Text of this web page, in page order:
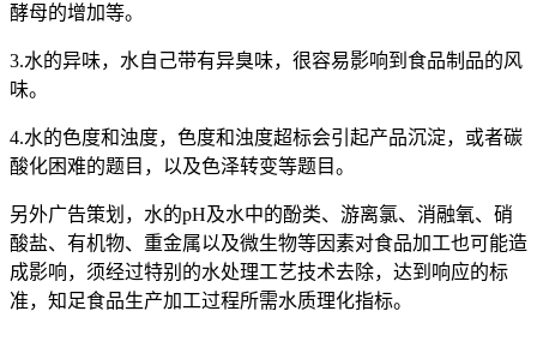
酵母的增加等。
3.水的异味，水自己带有异臭味，很容易影响到食品制品的风
味。
4.水的色度和浊度，色度和浊度超标会引起产品沉淀，或者碳
酸化困难的题目，以及色泽转变等题目。
另外广告策划，水的pH及水中的酚类、游离氯、消融氧、硝
酸盐、有机物、重金属以及微生物等因素对食品加工也可能造
成影响，须经过特别的水处理工艺技术去除，达到响应的标
准，知足食品生产加工过程所需水质理化指标。